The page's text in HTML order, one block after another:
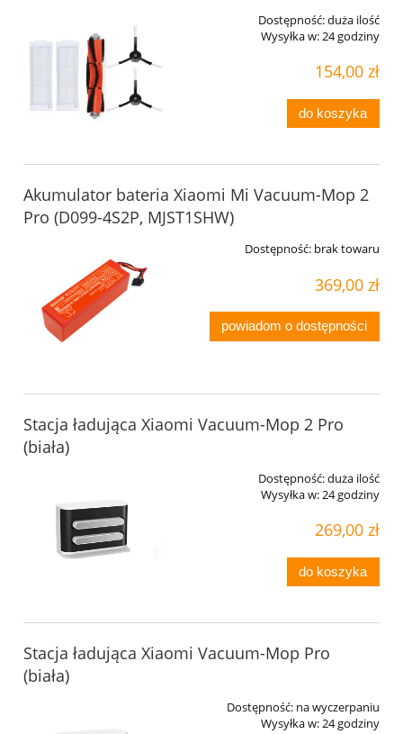
Dostępność:duża ilość
Wysyłka w:24 godziny
154,00 zł
do koszyka
Akumulator bateria Xiaomi Mi Vacuum-Mop 2
Pro (D099-4S2P, MJST1SHW)
Dostępność: brak towaru
369,00 zł
powiadom o dostępności
Stacja ładująca Xiaomi Vacuum-Mop 2 Pro
(biała)
Dostępność:duża ilość
Wysyłka w:24 godziny
269,00 zł
do koszyka
Stacja ładująca Xiaomi Vacuum-Mop Pro
(biała)
Dostępność: na wyczerpaniu
Wysyłka w:24 godziny